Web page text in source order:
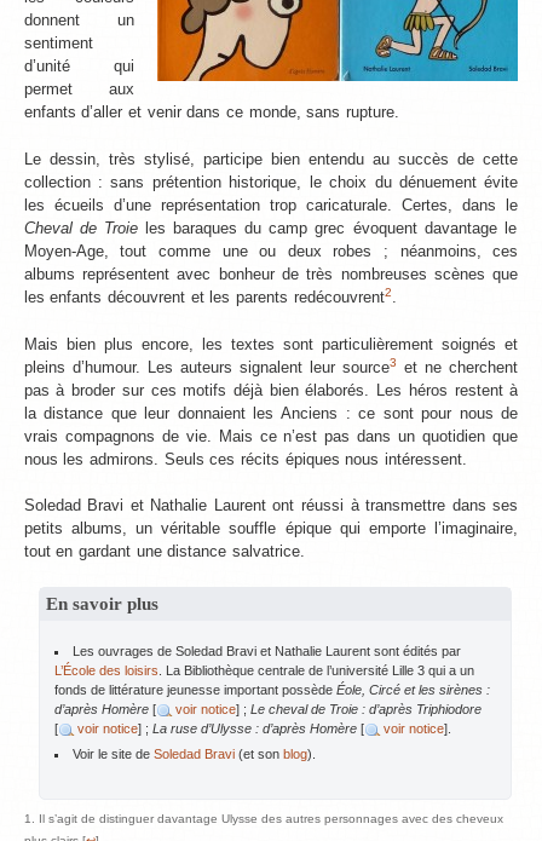
donnent un
sentiment
d’unité qui
permet aux
enfants d’aller et venir dans ce monde, sans rupture.
Le dessin, très stylisé, participe bien entendu au succès de cette
collection : sans prétention historique, le choix du dénuement évite
les écueils d’une représentation trop caricaturale. Certes, dans le
Cheval de Troieles baraques du camp grec évoquent davantage le
Moyen-Age, tout comme une ou deux robes ; néanmoins, ces
albums représentent avec bonheur de très nombreuses scènes que
les enfants découvrent et les parents redécouvrent2
Mais bien plus encore, les textes sont particulièrement soignés et
pleins d’humour. Les auteurs signalent leur source3
et ne cherchent
pas à broder sur ces motifs déjà bien élaborés. Les héros restent à
la distance que leur donnaient les Anciens : ce sont pour nous de
vrais compagnons de vie. Mais ce n’est pas dans un quotidien que
nous les admirons. Seuls ces récits épiques nous intéressent.
Soledad Bravi et Nathalie Laurent ont réussi à transmettre dans ses
petits albums, un véritable souffle épique qui emporte l’imaginaire,
tout en gardant une distance salvatrice.
En savoir plus
Les ouvrages de Soledad Bravi et Nathalie Laurent sont édités par
L’École des loisirs
. La Bibliothèque centrale de l’université Lille 3 qui a un
fonds de littérature jeunesse important possèdeÉole, Circé et les sirènes :
d’après Homère [ voir notice] ;Le cheval de Troie : d’après Triphiodore
[
voir notice] ;La ruse d’Ulysse : d’après Homère [ voir notice].
Voir le site deSoledad Bravi (et son blog).
Il s’agit de distinguer davantage Ulysse des autres personnages avec des cheveux